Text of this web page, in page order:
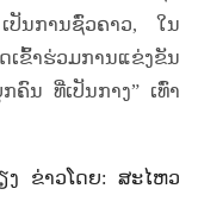
ປັນ​ການ​ຊົ່ວ​ຄາວ, ໃນ​
ເຂົ້າ​ຮ່ວມ​ການ​ແຂ່ງ​ຂັນ​
ຄົນ ​ທີ່​ເປັນ​ກາງ” ເທົ່າ​
ງ ຂ່າວໂດຍ:
ສະໄຫວ